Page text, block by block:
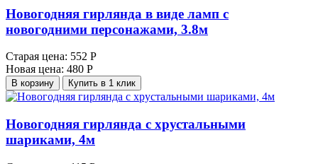
Новогодняя гирлянда в виде ламп с
новогодними персонажами, 3.8м
Старая цена: 552 Р
Новая цена: 480 Р
В корзину Купить в 1 клик
Новогодняя гирлянда с хрустальными
шариками, 4м